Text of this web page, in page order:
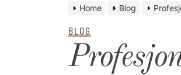
Home Blog
BLOG